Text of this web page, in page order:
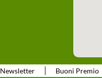
Newsletter Buoni Premio